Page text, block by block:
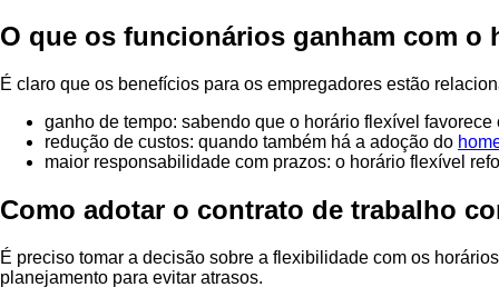
O que os funcionários ganham com o
É claro que os benefícios para os empregadores estão
ganho de tempo: sabendo que o horário flexível
redução de custos: quando também há a adoção do
maior responsabilidade com prazos: o horário flexível
Como adotar o contrato de trabalho
É preciso tomar a decisão sobre a flexibilidade com os
planejamento para evitar atrasos.